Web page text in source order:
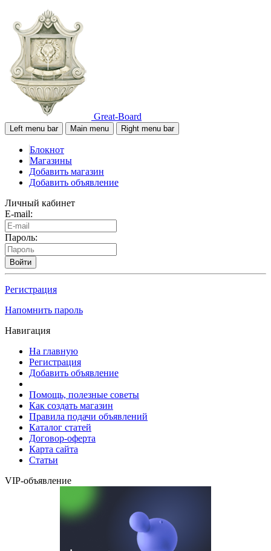
Great-Board
Left menu bar Main menu Right menu bar
Блокнот
Магазины
Добавить магазин
Добавить объявление
Личный кабинет
E-mail:
Пароль:
Войти
Регистрация
Напомнить пароль
Навигация
На главную
Регистрация
Добавить объявление
Помощь, полезные советы
Как создать магазин
Правила подачи объявлений
Каталог статей
Договор-оферта
Карта сайта
Статьи
VIP-объявление